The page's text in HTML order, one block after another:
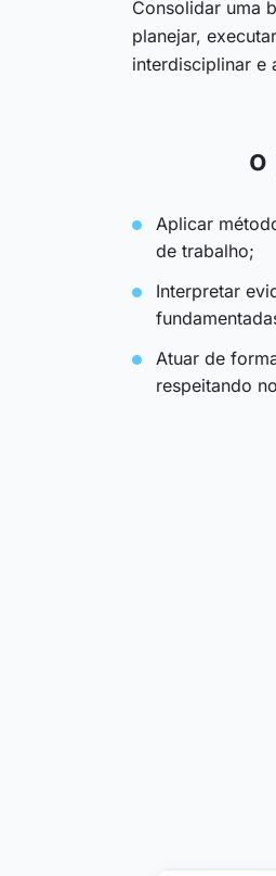
Consolidar uma
planejar,
interdisciplinar e
o
Aplicar
de trabalho;
Interpretar
Atuar de
respeitando